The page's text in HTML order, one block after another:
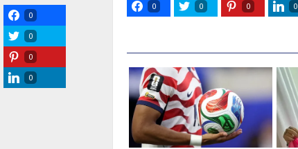
0 0 0 0
0
0
0
0